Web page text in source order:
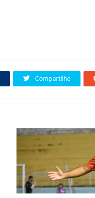
Compartilhe